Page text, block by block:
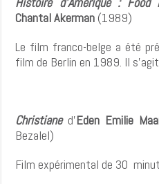
Chantal Akerman (1989)
Le film franco-belge a été
film de Berlin en 1989. Il
Christianed’Eden Emilie
Bezalel)
Film expérimental de 30